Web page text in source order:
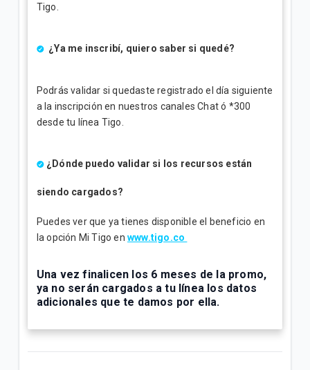
Tigo.
¿Ya me inscribí, quiero saber si quedé?
Podrás validar si quedaste registrado el día siguiente
a la inscripción en nuestros canales Chat ó *300
desde tu línea Tigo.
¿Dónde puedo validar si los recursos están
siendo cargados?
Puedes ver que ya tienes disponible el beneficio en
la opción Mi Tigo en www.tigo.co
Una vez finalicen los 6 meses de la promo,
ya no serán cargados a tu línea los datos
adicionales que te damos por ella.